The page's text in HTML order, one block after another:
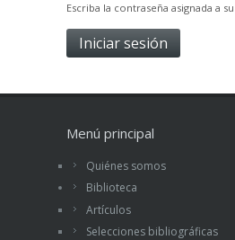
Escriba la contraseña asignada a
Menú principal
Quiénes somos
Biblioteca
Artículos
Selecciones bibliográficas